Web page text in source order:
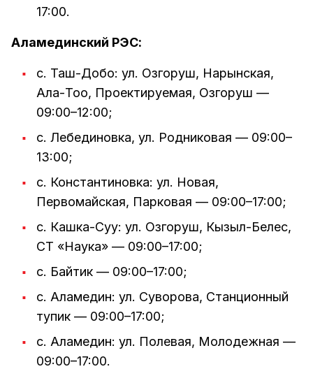
17:00.
Аламединский РЭС:
с. Таш-Добо: ул. Озгоруш, Нарынская,
Ала-Тоо, Проектируемая, Озгоруш —
09:00–12:00;
с. Лебединовка, ул. Родниковая — 09:00–
13:00;
с. Константиновка: ул. Новая,
Первомайская, Парковая — 09:00–17:00;
с. Кашка-Суу: ул. Озгоруш, Кызыл-Белес,
СТ «Наука» — 09:00–17:00;
с. Байтик — 09:00–17:00;
с. Аламедин: ул. Суворова, Станционный
тупик — 09:00–17:00;
с. Аламедин: ул. Полевая, Молодежная —
09:00–17:00.